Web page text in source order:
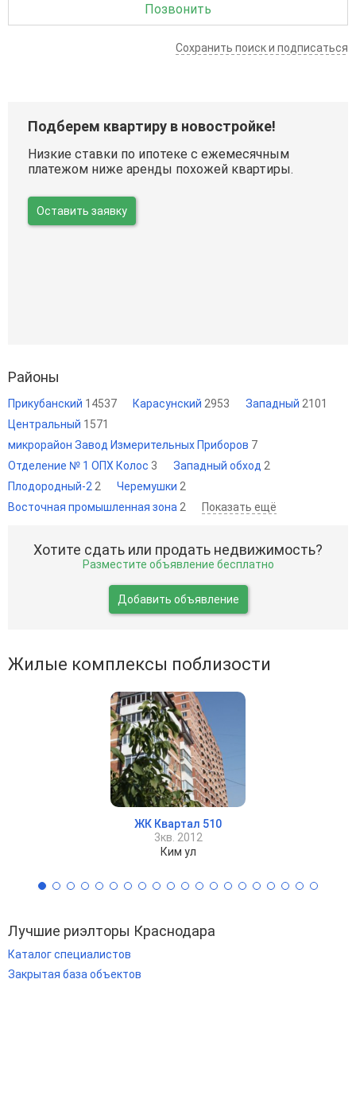
Позвонить
Сохранить поиск и подписаться
Подберем квартиру в новостройке!
Низкие ставки по ипотеке с ежемесячным
платежом ниже аренды похожей квартиры.
Оставить заявку
Районы
Прикубанский 14537 Карасунский 2953 Западный 2101
Центральный 1571
микрорайон Завод Измерительных Приборов 7
Отделение № 1 ОПХ Колос 3 Западный обход 2
Плодородный-2 2 Черемушки 2
Восточная промышленная зона 2 Показать ещё
Хотите сдать или продать недвижимость?
Разместите объявление бесплатно
Добавить объявление
Жилые комплексы поблизости
ЖК Квартал 510
3кв. 2012
Ким ул
Лучшие риэлторы Краснодара
Каталог специалистов
Закрытая база объектов